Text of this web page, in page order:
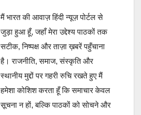
मैं भारत की आवाज़ हिंदी न्यूज़ पोर्टल से
जुड़ा हुआ हूँ, जहाँ मेरा उद्देश्य पाठकों तक
सटीक, निष्पक्ष और ताज़ा ख़बरें पहुँचाना
है। राजनीति, समाज, संस्कृति और
स्थानीय मुद्दों पर गहरी रुचि रखते हुए मैं
हमेशा कोशिश करता हूँ कि समाचार केवल
सूचना न हों, बल्कि पाठकों को सोचने और